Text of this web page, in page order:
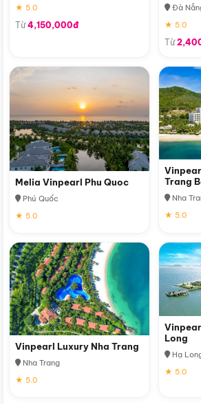
★ 5.0
Từ4,150,000đ
Đà
★ 5.0
Từ
Melia Vinpearl Phu Quoc
Phú Quốc
★ 5.0
Trang
Nha
★ 5.0
Vinpearl Luxury Nha Trang
Nha Trang
★ 5.0
Long
Hạ
★ 5.0